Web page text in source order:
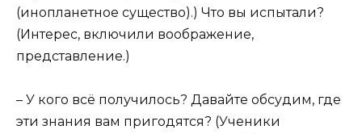
(инопланетное существо).) Что вы испытали?
(Интерес, включили воображение,
представление.)
– У кого всё получилось? Давайте обсудим, где
эти знания вам пригодятся? (Ученики